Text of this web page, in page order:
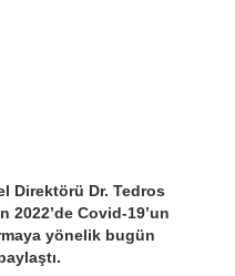
Direktörü Dr. Tedros
2022’de Covid-19’un
yönelik bugün